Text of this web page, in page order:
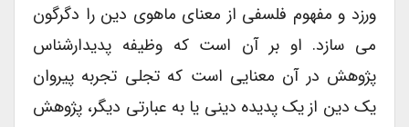
ورزد و مفهوم فلسفی از معنای ماهوی دین را دگرگون
می سازد. او بر آن است که وظیفه پدیدارشناس
پژوهش در آن معنایی است که تجلی تجربه پیروان
یک دین از یک پدیده دینی یا به عبارتی دیگر، پژوهش